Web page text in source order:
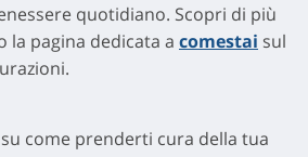
quotidiano. Scopri di più
la pagina dedicata a comestai sul
come prenderti cura della tua